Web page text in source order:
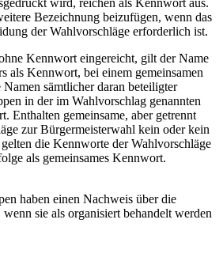
wird, reichen als Kennwort aus.
Bezeichnung beizufügen, wenn das
der Wahlvorschläge erforderlich ist.
Kennwort eingereicht, gilt der Name
als Kennwort, bei einem gemeinsamen
sämtlicher daran beteiligter
in der im Wahlvorschlag genannten
Enthalten gemeinsame, aber getrennt
zur Bürgermeisterwahl kein oder kein
die Kennworte der Wahlvorschläge
als gemeinsames Kennwort.
haben einen Nachweis über die
sie als organisiert behandelt werden